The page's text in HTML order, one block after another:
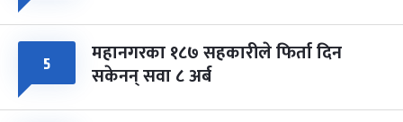
५ महानगरका १८७ सहकारीले फिर्ता दिन
सकेनन् सवा ८ अर्ब